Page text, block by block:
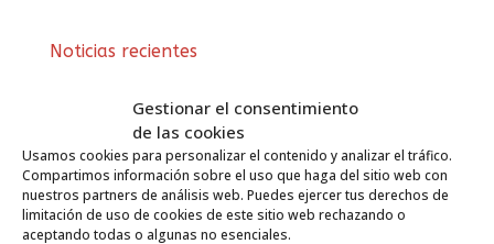
Gestionar el consentimiento
de las cookies
Usamos cookies para personalizar el contenido y analizar el tráfico.
Compartimos información sobre el uso que haga del sitio web con
nuestros partners de análisis web. Puedes ejercer tus derechos de
limitación de uso de cookies de este sitio web rechazando o
aceptando todas o algunas no esenciales.
Noticias recientes
no paga las cuotas
Qué ocurre si el vendedor se arrepiente
después de firmar las arras
Qué ocurre si una de las partes no acude a la
firma de la compraventa